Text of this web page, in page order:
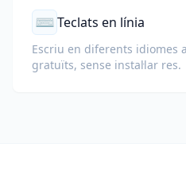
⌨Teclats en línia
Escriu en diferents idiomes
gratuïts, sense instal·lar res.